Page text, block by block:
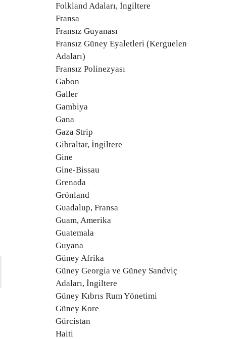
Folkland Adaları, İngiltere
Fransa
Fransız Guyanası
Fransız Güney Eyaletleri (Kerguelen
Adaları)
Fransız Polinezyası
Gabon
Galler
Gambiya
Gana
Gaza Strip
Gibraltar, İngiltere
Gine
Gine-Bissau
Grenada
Grönland
Guadalup, Fransa
Guam, Amerika
Guatemala
Guyana
Güney Afrika
Güney Georgia ve Güney Sandviç
Adaları, İngiltere
Güney Kıbrıs Rum Yönetimi
Güney Kore
Gürcistan
Haiti